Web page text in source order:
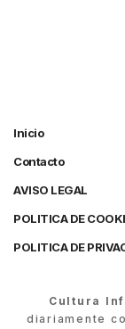
Inicio
Contacto
AVISO LEGAL
POLITICA DE
POLITICA DE
Cultura
diariamente